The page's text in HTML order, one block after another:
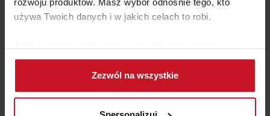
rozwoju produktów. Masz wybór odnośnie tego, kto
używa Twoich danych i w jakich celach to robi.
Gromadzić dane dotyczące Twojej lokalizacji
geograficznej z dokładnością nawet do kilku metrów
Identyfikować Twoje urządzenie, aktywnie
Zezwól na wszystkie